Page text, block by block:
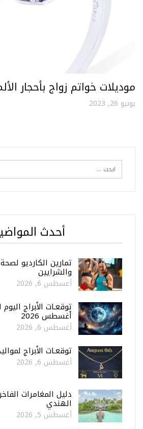
موديلات خواتم زواج بأحجار
يونيو 26, 2023
أحدث
تمارين الكارديو
والشرايين
أغسطس 6, 2026
أغسطس 2026
أغسطس 6, 2026
توقعـات الأبراج لمواليد
أغسطس 6, 2026
دليل المغامرات
الهندي
أغسطس 5, 2026